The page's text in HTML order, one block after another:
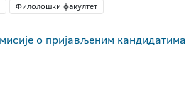
Филолошки факултет
о пријављеним